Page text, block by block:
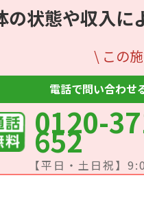
状態や収入に
\ この
電話で問い合わせ
0120-
652
【平日・土日祝】